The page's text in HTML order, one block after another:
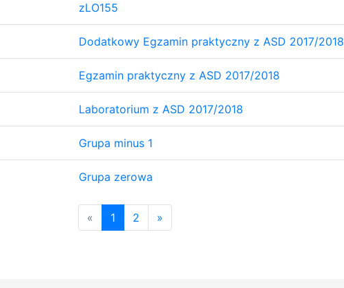
zLO155
Dodatkowy Egzamin praktyczny z ASD 2017/2018
Egzamin praktyczny z ASD 2017/2018
Laboratorium z ASD 2017/2018
Grupa minus 1
Grupa zerowa
« 1 2 »